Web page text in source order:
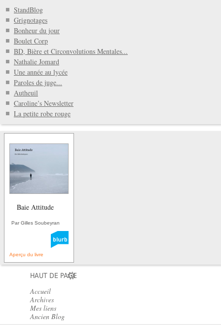
StandBlog
Grignotages
Bonheur du jour
Boulet Corp
BD, Bière et Circonvolutions Mentales...
Nathalie Jomard
Une année au lycée
Paroles de juge...
Autheuil
Caroline’s Newsletter
La petite robe rouge
Baie Attitude
Par Gilles Soubeyran
Aperçu du livre
HAUT DE PAGE
Accueil
Archives
Mes liens
Ancien Blog